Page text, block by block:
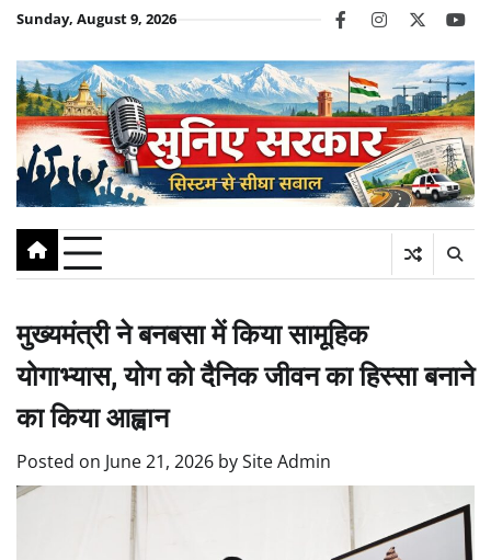
Skip
content
Sunday, August 9, 2026 facebookinstagram
twitter
मुख्यमंत्री ने बनबसा में किया सामूहिक
योगाभ्यास, योग को दैनिक जीवन का हिस्सा बनाने
का किया आह्वान
Posted on June 21, 2026 bySite Admin